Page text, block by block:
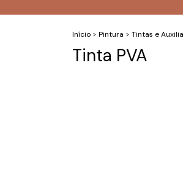
Início > Pintura > Tintas e
Tinta PVA